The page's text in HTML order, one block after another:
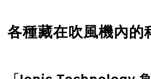
各種藏在吹風機內的